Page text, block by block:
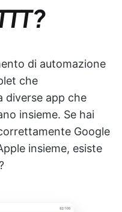
di automazione
che
diverse app che
insieme. Se hai
Google
insieme, esiste